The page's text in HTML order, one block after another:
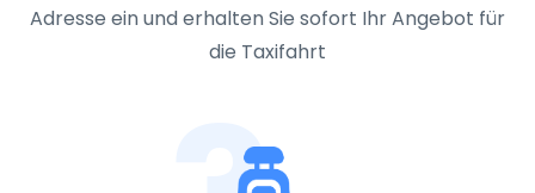
Adresse ein und erhalten Sie sofort Ihr Angebot für
die Taxifahrt